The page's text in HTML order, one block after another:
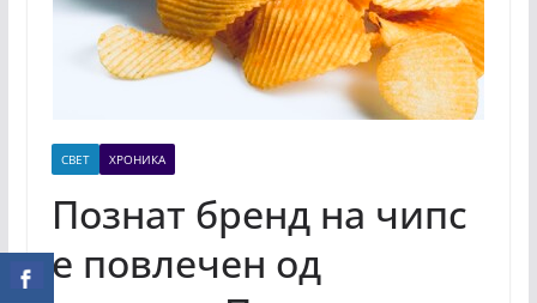
СВЕТ ХРОНИКА
Познат бренд на чипс
е повлечен од